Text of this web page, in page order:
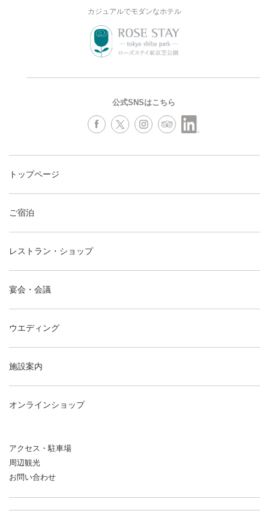
カジュアルでモダンなホテル
公式SNSはこちら
トップページ
ご宿泊
レストラン・ショップ
宴会・会議
ウエディング
施設案内
オンラインショップ
アクセス・駐車場
周辺観光
お問い合わせ